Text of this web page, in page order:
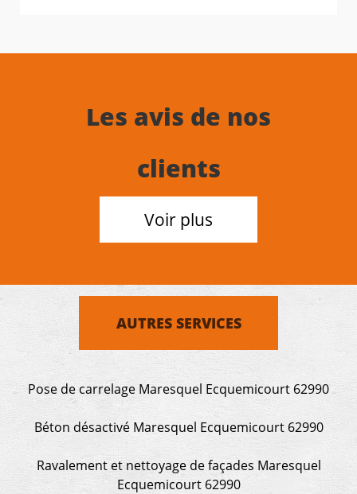
Les avis de nos
clients
Voir plus
AUTRES SERVICES
Pose de carrelage Maresquel Ecquemicourt 62990
Béton désactivé Maresquel Ecquemicourt 62990
Ravalement et nettoyage de façades Maresquel
Ecquemicourt 62990